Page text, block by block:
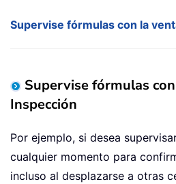
Supervise fórmulas con la
Supervise fórmulas
Inspección
Por ejemplo, si desea
cualquier momento para
incluso al desplazarse a otras